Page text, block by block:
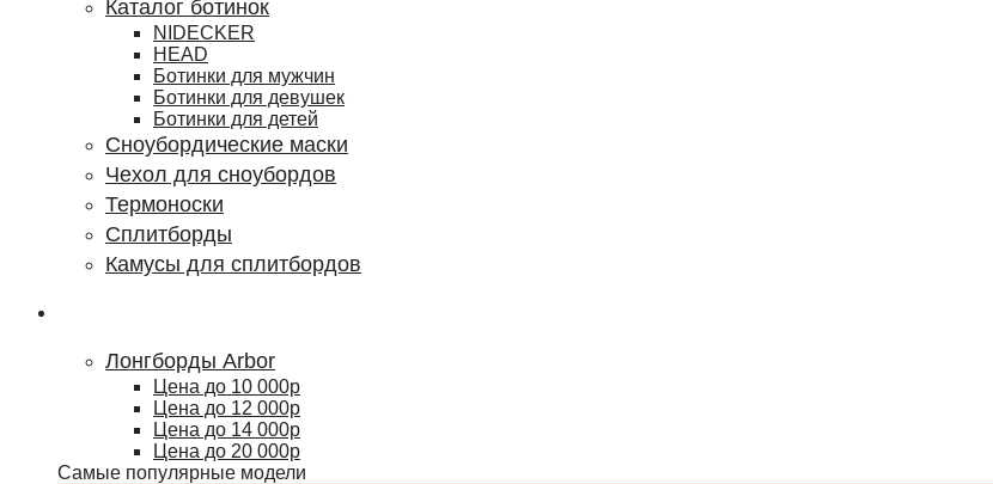
Каталог ботинок
NIDECKER
HEAD
Ботинки для мужчин
Ботинки для девушек
Ботинки для детей
Сноубордические маски
Чехол для сноубордов
Термоноски
Сплитборды
Камусы для сплитбордов
Лонгборды Arbor
Цена до 10 000р
Цена до 12 000р
Цена до 14 000р
Цена до 20 000р
Самые популярные модели